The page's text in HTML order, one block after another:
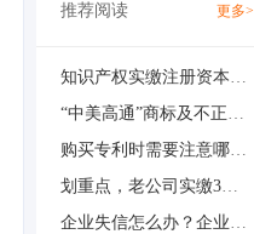
推荐阅读 更多>
知识产权实缴注册资本的注意事项
“中美高通”商标及不正当竞争纠纷案驳回全部诉讼请求
购买专利时需要注意哪些事项？
划重点，老公司实缴3年过渡期
企业失信怎么办？企业信用修复操作流程和指南！干货！干货